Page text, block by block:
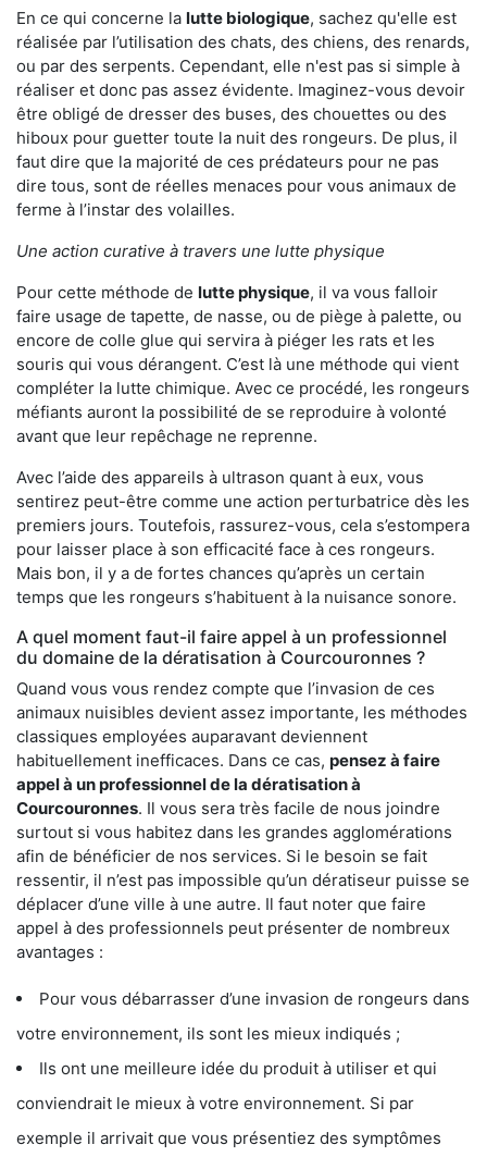
En ce qui concerne la lutte biologique, sachez qu'elle est
réalisée par l’utilisation des chats, des chiens, des renards,
ou par des serpents. Cependant, elle n'est pas si simple à
réaliser et donc pas assez évidente. Imaginez-vous devoir
être obligé de dresser des buses, des chouettes ou des
hiboux pour guetter toute la nuit des rongeurs. De plus, il
faut dire que la majorité de ces prédateurs pour ne pas
dire tous, sont de réelles menaces pour vous animaux de
ferme à l’instar des volailles.
Une action curative à travers une lutte physique
Pour cette méthode de lutte physique, il va vous falloir
faire usage de tapette, de nasse, ou de piège à palette, ou
encore de colle glue qui servira à piéger les rats et les
souris qui vous dérangent. C’est là une méthode qui vient
compléter la lutte chimique. Avec ce procédé, les rongeurs
méfiants auront la possibilité de se reproduire à volonté
avant que leur repêchage ne reprenne.
Avec l’aide des appareils à ultrason quant à eux, vous
sentirez peut-être comme une action perturbatrice dès les
premiers jours. Toutefois, rassurez-vous, cela s’estompera
pour laisser place à son efficacité face à ces rongeurs.
Mais bon, il y a de fortes chances qu’après un certain
temps que les rongeurs s’habituent à la nuisance sonore.
A quel moment faut-il faire appel à un professionnel
du domaine de la dératisation à Courcouronnes ?
Quand vous vous rendez compte que l’invasion de ces
animaux nuisibles devient assez importante, les méthodes
classiques employées auparavant deviennent
habituellement inefficaces. Dans ce cas, pensez à faire
appel à un professionnel de la dératisation à
Courcouronnes. Il vous sera très facile de nous joindre
surtout si vous habitez dans les grandes agglomérations
afin de bénéficier de nos services. Si le besoin se fait
ressentir, il n’est pas impossible qu’un dératiseur puisse se
déplacer d’une ville à une autre. Il faut noter que faire
appel à des professionnels peut présenter de nombreux
avantages :
Pour vous débarrasser d’une invasion de rongeurs dans
votre environnement, ils sont les mieux indiqués ;
Ils ont une meilleure idée du produit à utiliser et qui
conviendrait le mieux à votre environnement. Si par
exemple il arrivait que vous présentiez des symptômes